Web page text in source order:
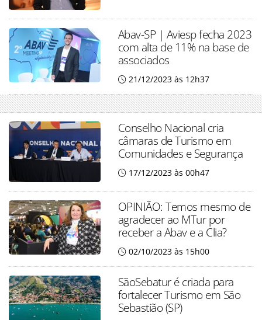
Abav-SP | Aviesp fecha 2023
com alta de 11% na base de
associados
21/12/2023 às 12h37
Conselho Nacional cria
câmaras de Turismo em
Comunidades e Segurança
17/12/2023 às 00h47
OPINIÃO: Temos mesmo de
agradecer ao MTur por
receber a Abav e a Clia?
02/10/2023 às 15h00
SãoSebatur é criada para
fortalecer Turismo em São
Sebastião (SP)